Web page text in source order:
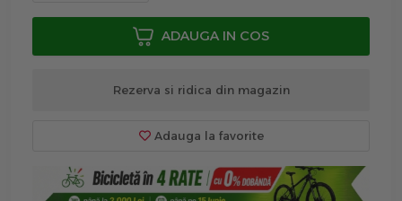
ADAUGA IN COS
Rezerva si ridica din magazin
Adauga la favorite